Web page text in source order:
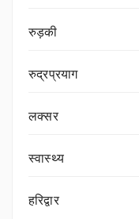
रुड़की
रुद्रप्रयाग
लक्सर
स्वास्थ्य
हरिद्वार